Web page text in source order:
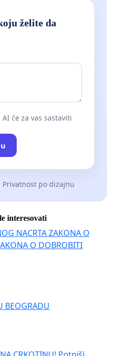
želite da
će za vas sastaviti
Privatnost po dizajnu
interesovati
NACRTA ZAKONA O
O DOBROBITI
BEOGRADU